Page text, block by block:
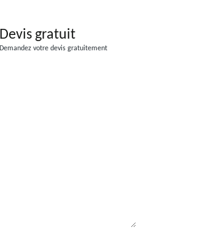
Devis gratuit
Demandez votre devis gratuitement